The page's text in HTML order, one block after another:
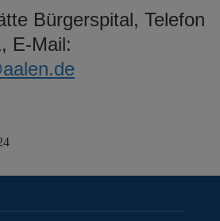
Bürgerspital, Telefon
E-Mail: